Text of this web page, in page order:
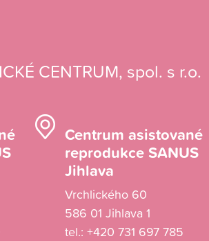
CENTRUM, spol. s r.o.
Centrum asistované
reprodukce SANUS
Jihlava
Vrchlického 60
586 01 Jihlava 1
tel.: +420 731 697 785